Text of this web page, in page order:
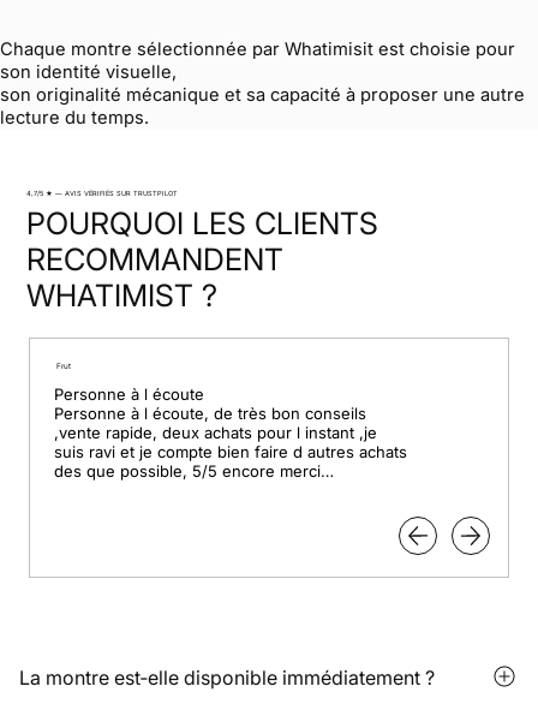
Chaque montre sélectionnée par Whatimisit est choisie pour
son identité visuelle,
son originalité mécanique et sa capacité à proposer une autre
lecture du temps.
Frut
Personne à l écoute
Personne à l écoute, de très bon conseils
,vente rapide, deux achats pour l instant ,je
suis ravi et je compte bien faire d autres achats
des que possible, 5/5 encore merci
4,7/5 ★ — AVIS VÉRIFIÉS SUR TRUSTPILOT
POURQUOI LES CLIENTS
RECOMMANDENT
WHATIMIST ?
La montre est‑elle disponible immédiatement ?